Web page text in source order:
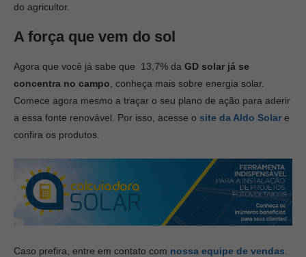
do agricultor.
A força que vem do sol
Agora que você já sabe que 13,7% da GD solar já se
concentra no campo , conheça mais sobre energia solar.
Comece agora mesmo a traçar o seu plano de ação para aderir
a essa fonte renovável. Por isso, acesse o site da Aldo Solar e
confira os produtos.
Caso prefira, entre em contato com nossa equipe de vendas